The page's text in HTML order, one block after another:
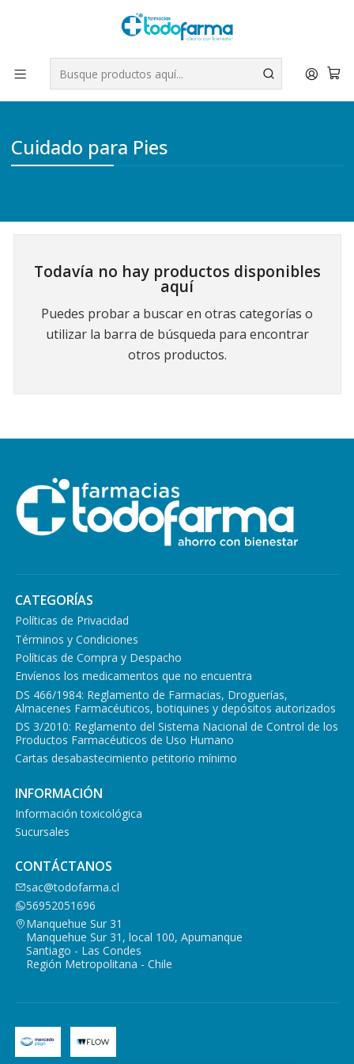
Tus compras tienen envío GRATIS por Rappi - Atención exclusiva
para Chile | WhatsApp +56
Leer más
Inicio Cuidado Personal Cuidado para Pies
Cuidado para Pies
Todavía no hay productos disponibles
aquí
Puedes probar a buscar en otras categorías o
utilizar la barra de búsqueda para encontrar
otros productos.
CATEGORÍAS
Políticas de Privacidad
Términos y Condiciones
Políticas de Compra y Despacho
Envíenos los medicamentos que no encuentra
DS 466/1984: Reglamento de Farmacias, Droguerías,
Almacenes Farmacéuticos, botiquines y depósitos autorizados
DS 3/2010: Reglamento del Sistema Nacional de Control de los
Productos Farmacéuticos de Uso Humano
Cartas desabastecimiento petitorio mínimo
INFORMACIÓN
Información toxicológica
Sucursales
CONTÁCTANOS
sac@todofarma.cl
56952051696
Manquehue Sur 31
Manquehue Sur 31, local 100, Apumanque
Santiago - Las Condes
Región Metropolitana - Chile